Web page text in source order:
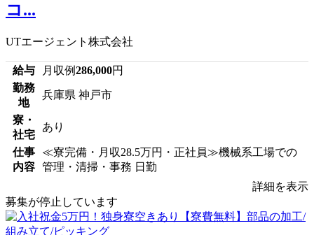
コ...
UTエージェント株式会社
給与 月収例286,000円
勤務
地
兵庫県 神戸市
寮・
社宅
あり
仕事
内容
≪寮完備・月収28.5万円・正社員≫機械系工場での
管理・清掃・事務 日勤
詳細を表示
募集が停止しています